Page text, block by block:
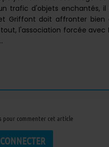
trafic d'objets enchantés,
Griffont doit affronter bien
l'association forcée avec
pour commenter cet article